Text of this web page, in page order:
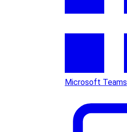
Microsoft Teams